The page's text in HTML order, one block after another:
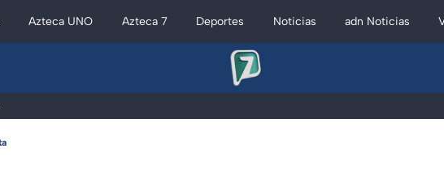
Azteca UNO Azteca 7 Deportes Noticias adn Noticias